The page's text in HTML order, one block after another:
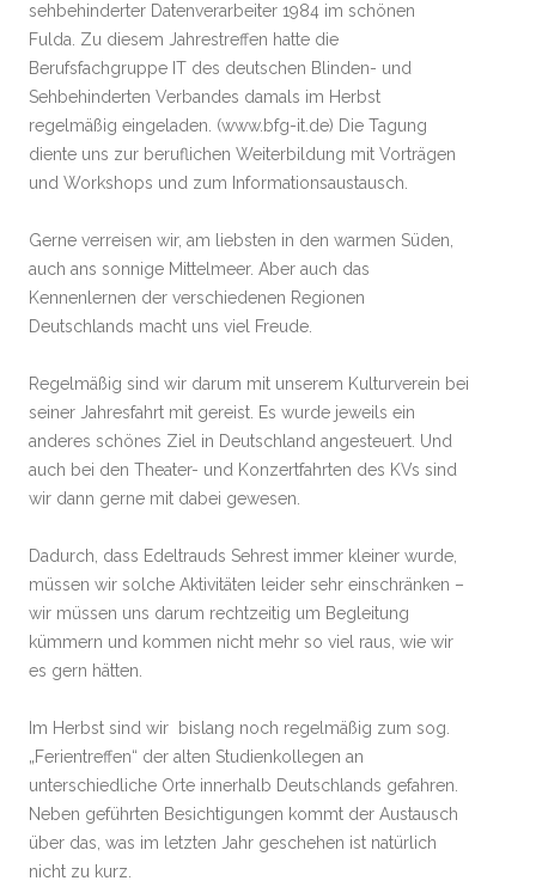
sehbehinderter Datenverarbeiter 1984 im schönen
Fulda. Zu diesem Jahrestreffen hatte die
Berufsfachgruppe IT des deutschen Blinden- und
Sehbehinderten Verbandes damals im Herbst
regelmäßig eingeladen. (www.bfg-it.de) Die Tagung
diente uns zur beruflichen Weiterbildung mit Vorträgen
und Workshops und zum Informationsaustausch.
Gerne verreisen wir, am liebsten in den warmen Süden,
auch ans sonnige Mittelmeer. Aber auch das
Kennenlernen der verschiedenen Regionen
Deutschlands macht uns viel Freude.
Regelmäßig sind wir darum mit unserem Kulturverein bei
seiner Jahresfahrt mit gereist. Es wurde jeweils ein
anderes schönes Ziel in Deutschland angesteuert. Und
auch bei den Theater- und Konzertfahrten des KVs sind
wir dann gerne mit dabei gewesen.
Dadurch, dass Edeltrauds Sehrest immer kleiner wurde,
müssen wir solche Aktivitäten leider sehr einschränken –
wir müssen uns darum rechtzeitig um Begleitung
kümmern und kommen nicht mehr so viel raus, wie wir
es gern hätten.
Im Herbst sind wir bislang noch regelmäßig zum sog.
„Ferientreffen“ der alten Studienkollegen an
unterschiedliche Orte innerhalb Deutschlands gefahren.
Neben geführten Besichtigungen kommt der Austausch
über das, was im letzten Jahr geschehen ist natürlich
nicht zu kurz.